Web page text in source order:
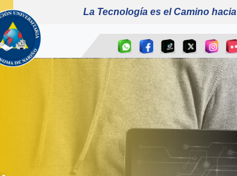
La Tecnología es el Camino